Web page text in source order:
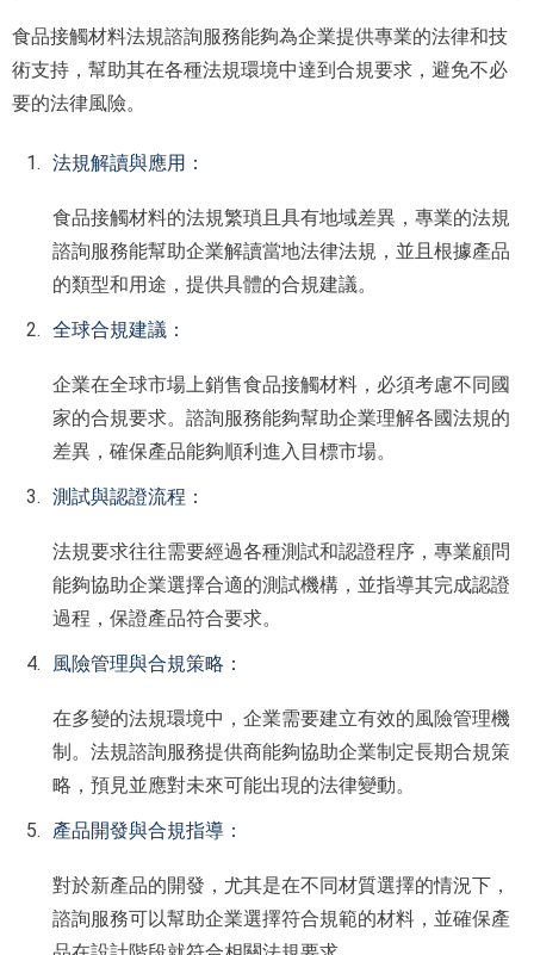
食品接觸材料法規諮詢服務能夠為企業提供專業的法律和技
術支持，幫助其在各種法規環境中達到合規要求，避免不必
要的法律風險。
法規解讀與應用：
食品接觸材料的法規繁瑣且具有地域差異，專業的法規
諮詢服務能幫助企業解讀當地法律法規，並且根據產品
的類型和用途，提供具體的合規建議。
全球合規建議：
企業在全球市場上銷售食品接觸材料，必須考慮不同國
家的合規要求。諮詢服務能夠幫助企業理解各國法規的
差異，確保產品能夠順利進入目標市場。
測試與認證流程：
法規要求往往需要經過各種測試和認證程序，專業顧問
能夠協助企業選擇合適的測試機構，並指導其完成認證
過程，保證產品符合要求。
風險管理與合規策略：
在多變的法規環境中，企業需要建立有效的風險管理機
制。法規諮詢服務提供商能夠協助企業制定長期合規策
略，預見並應對未來可能出現的法律變動。
產品開發與合規指導：
對於新產品的開發，尤其是在不同材質選擇的情況下，
諮詢服務可以幫助企業選擇符合規範的材料，並確保產